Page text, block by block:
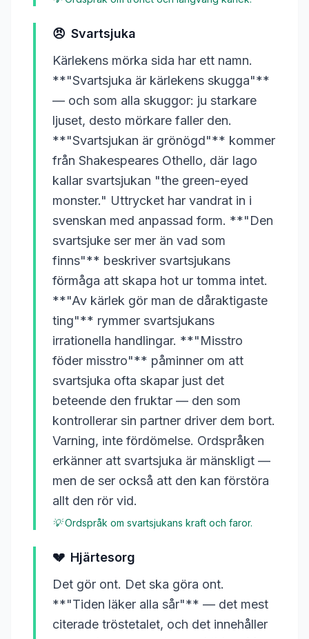
😠 Svartsjuka
Kärlekens mörka sida har ett namn.
**"Svartsjuka är kärlekens skugga"**
— och som alla skuggor: ju starkare
ljuset, desto mörkare faller den.
**"Svartsjukan är grönögd"** kommer
från Shakespeares Othello, där Iago
kallar svartsjukan "the green-eyed
monster." Uttrycket har vandrat in i
svenskan med anpassad form. **"Den
svartsjuke ser mer än vad som
finns"** beskriver svartsjukans
förmåga att skapa hot ur tomma intet.
**"Av kärlek gör man de dåraktigaste
ting"** rymmer svartsjukans
irrationella handlingar. **"Misstro
föder misstro"** påminner om att
svartsjuka ofta skapar just det
beteende den fruktar — den som
kontrollerar sin partner driver dem bort.
Varning, inte fördömelse. Ordspråken
erkänner att svartsjuka är mänskligt —
men de ser också att den kan förstöra
allt den rör vid.
💡Ordspråk om svartsjukans kraft och faror.
💔 Hjärtesorg
Det gör ont. Det ska göra ont.
**"Tiden läker alla sår"** — det mest
citerade tröstetalet, och det innehåller